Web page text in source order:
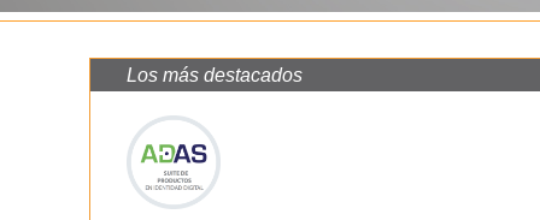
Los más destacados